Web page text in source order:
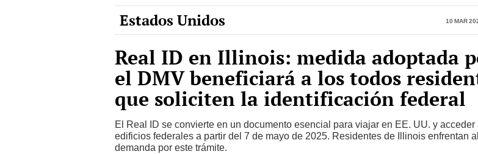
Estados Unidos 10 Mar
Real ID en Illinois: medida adoptada
el DMV beneficiará a los todos
que soliciten la identificación federal
El Real ID se convierte en un documento esencial para viajar en EE. UU. y acceder
edificios federales a partir del 7 de mayo de 2025. Residentes de Illinois enfrentan
demanda por este trámite.